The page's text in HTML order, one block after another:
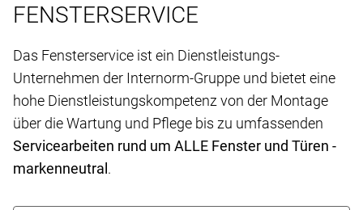
FENSTERSERVICE
Das Fensterservice ist ein Dienstleistungs-
Unternehmen der Internorm-Gruppe und bietet eine
hohe Dienstleistungskompetenz von der Montage
über die Wartung und Pflege bis zu umfassenden
Servicearbeiten rund um ALLE Fenster und Türen -
markenneutral.